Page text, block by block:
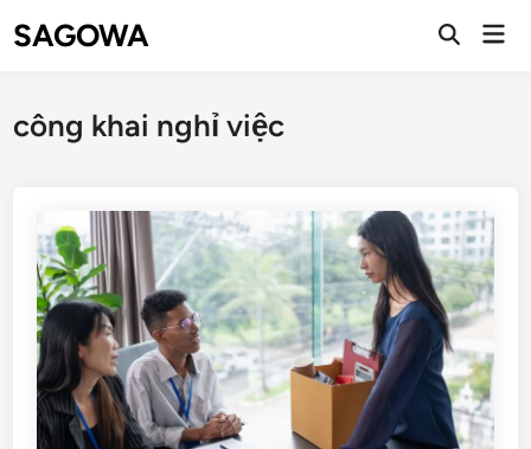
SAGOWA
công khai nghỉ việc